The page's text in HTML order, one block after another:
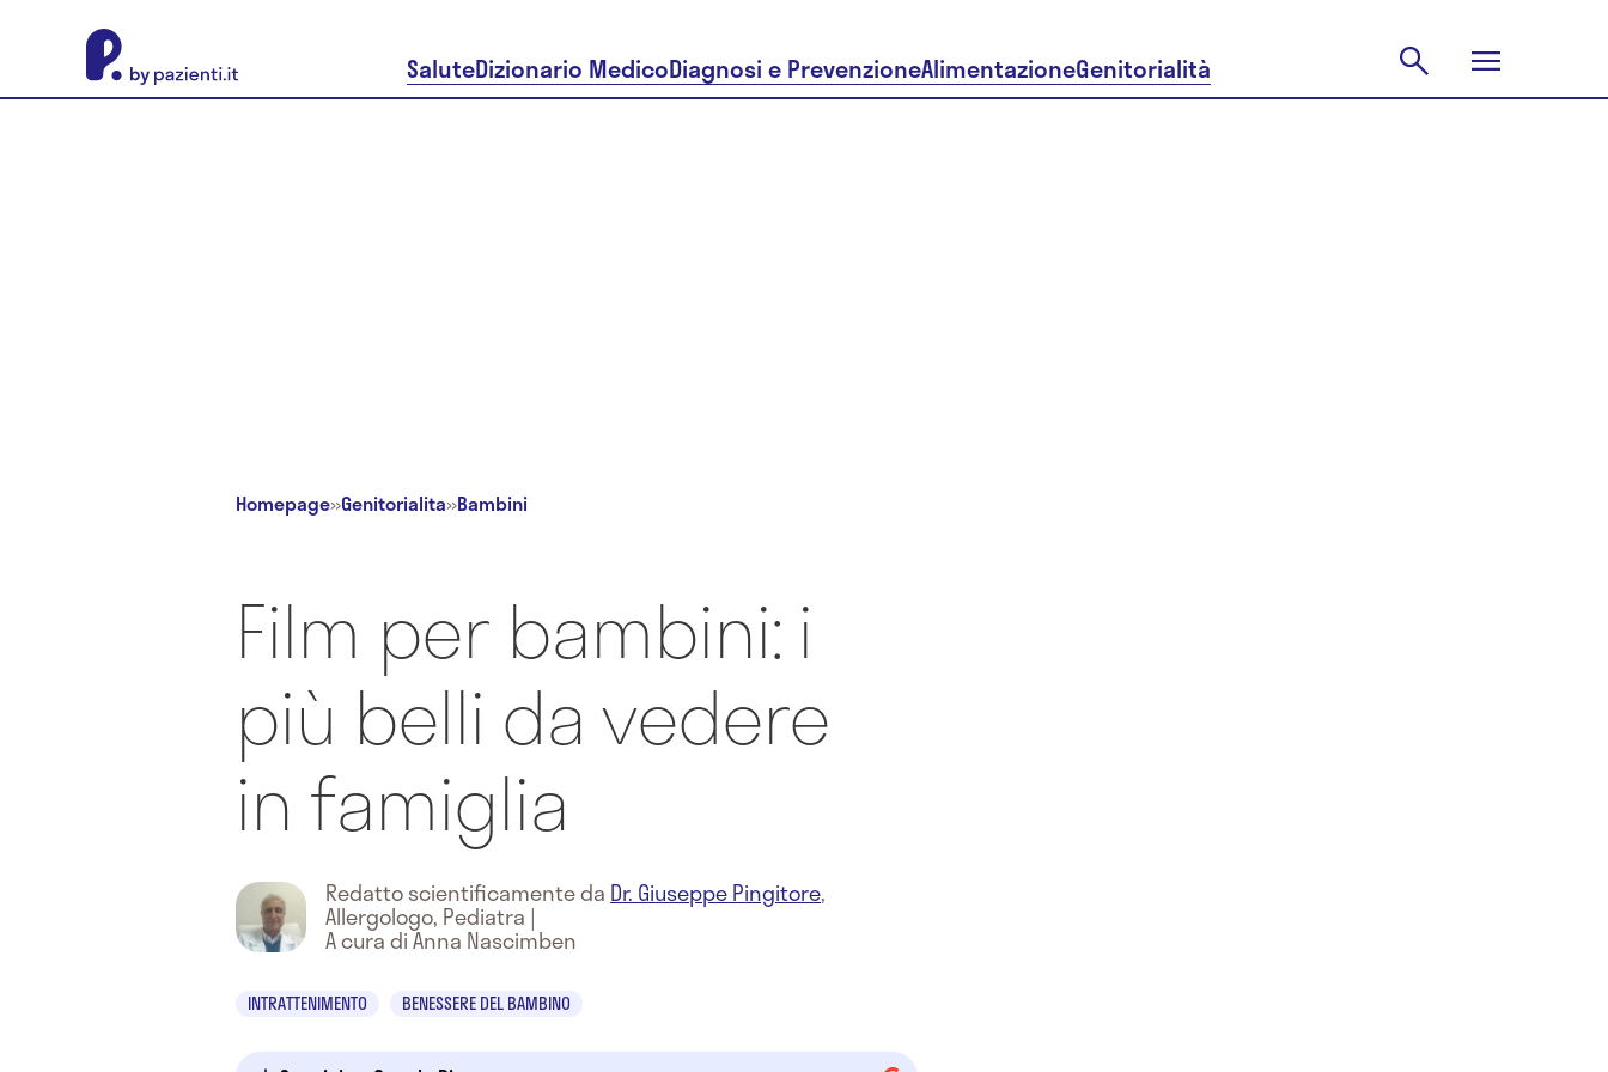
SaluteDizionario MedicoDiagnosi e PrevenzioneAlimentazioneGenitorialità
Homepage»Genitorialita»Bambini
Film per bambini: i
più belli da vedere
in famiglia
Redatto scientificamente da Dr. Giuseppe Pingitore,
Allergologo, Pediatra |
A cura di Anna Nascimben
INTRATTENIMENTO BENESSERE DEL BAMBINO